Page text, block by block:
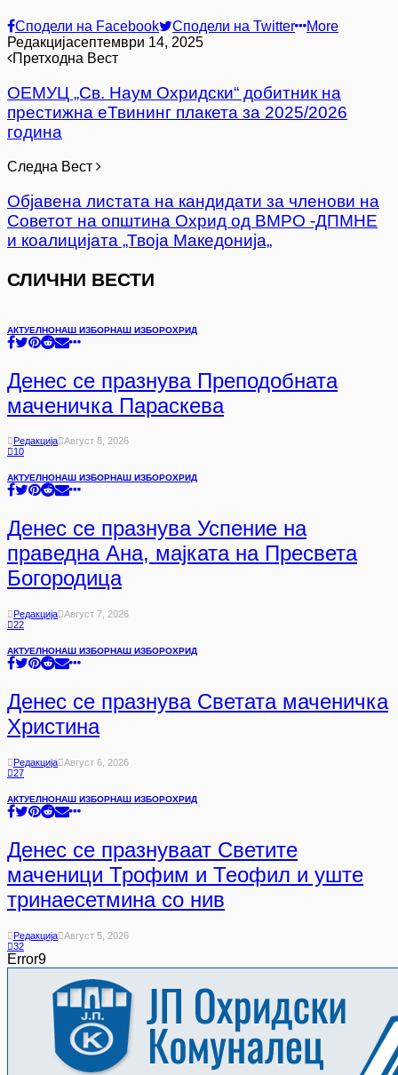
Сподели на Facebook Сподели на Twitter
More
Редакцијасептември 14, 2025
Претходна Вест
ОЕМУЦ „Св. Наум Охридски“ добитник на
престижна еТвининг плакета за 2025/2026
година
Следна Вест
Објавена листата на кандидати за членови на
Советот на општина Охрид од ВМРО -ДПМНЕ
и коалицијата „Твоја Македонија„
СЛИЧНИ ВЕСТИ
АКТУЕЛНОНАШ ИЗБОРНАШ ИЗБОРОХРИД
Денес се празнува Преподобната
маченичка Параскева
Редакција Август 8, 2026
10
АКТУЕЛНОНАШ ИЗБОРНАШ ИЗБОРОХРИД
Денес се празнува Успение на
праведна Ана, мајката на Пресвета
Богородица
Редакција Август 7, 2026
22
АКТУЕЛНОНАШ ИЗБОРНАШ ИЗБОРОХРИД
Денес се празнува Светата маченичка
Христина
Редакција Август 6, 2026
27
АКТУЕЛНОНАШ ИЗБОРНАШ ИЗБОРОХРИД
Денес се празнуваат Светите
маченици Трофим и Теофил и уште
тринаесетмина со нив
Редакција Август 5, 2026
32
Error9